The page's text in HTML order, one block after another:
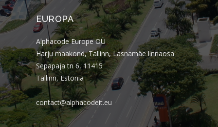
EUROPA
Alphacode Europe OÜ
Harju maakond, Tallinn, Lasnamäe linnaosa
Sepapaja tn 6, 11415
Tallinn, Estonia
contact@alphacodeit.eu